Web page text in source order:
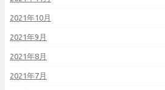
2021年10月
2021年9月
2021年8月
2021年7月